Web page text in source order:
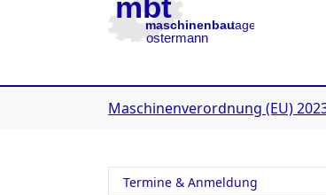
Zur Hauptnavigation
Maschinenverordnung (EU)
Termine & Anmeldung